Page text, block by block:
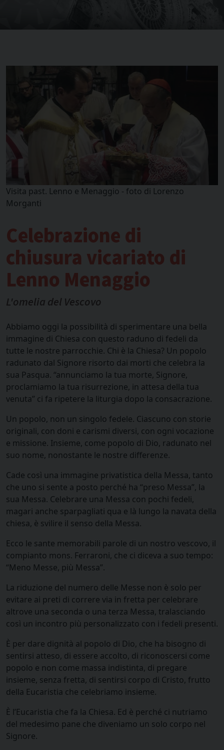
Visita past. Lenno e Menaggio - foto di Lorenzo
Morganti
Celebrazione di
chiusura vicariato di
Lenno Menaggio
L'omelia del Vescovo
Abbiamo oggi la possibilità di sperimentare una bella
immagine di Chiesa con questo raduno di fedeli da
tutte le nostre parrocchie. Chi è la Chiesa? Un popolo
radunato dal Signore risorto dai morti che celebra la
sua Pasqua. “annunciamo la tua morte, Signore,
proclamiamo la tua risurrezione, in attesa della tua
venuta” ci fa ripetere la liturgia dopo la consacrazione.
Un popolo, non un singolo fedele. Ciascuno con storie
originali, con doni e carismi diversi, con ogni vocazione
e missione. Insieme, come popolo di Dio, radunato nel
suo nome, nonostante le nostre differenze.
Cade così una immagine privatistica della Messa, tanto
che uno si sente a posto perché ha “preso Messa”, la
sua Messa. Celebrare una Messa con pochi fedeli,
magari anche sparpagliati qua e là lungo la navata della
chiesa, è svilire il senso della Messa.
Ecco le sante memorabili parole di un nostro vescovo, il
compianto mons. Ferraroni, che ci diceva a suo tempo:
“Meno Messe, più Messa”.
La riduzione del numero delle Messe non è solo per
evitare ai preti di correre via in fretta per celebrare
altrove una seconda o una terza Messa, tralasciando
così un incontro più personalizzato con i fedeli presenti.
È per dare dignità al popolo di Dio, che ha bisogno di
sentirsi atteso, di essere accolto, di riconoscersi come
popolo e non come massa indistinta, di pregare
insieme, senza fretta, di sentirsi corpo di Cristo, frutto
della Eucaristia che celebriamo insieme.
È l’Eucaristia che fa la Chiesa. Ed è perché ci nutriamo
del medesimo pane che diveniamo un solo corpo nel
Signore.